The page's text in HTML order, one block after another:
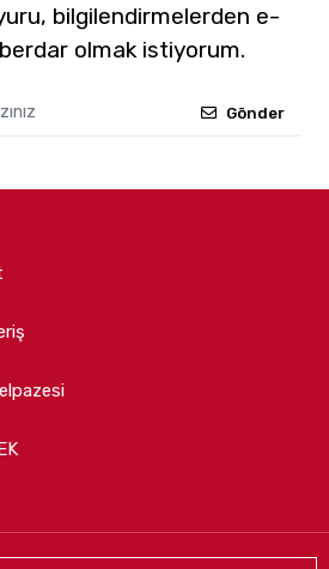
bilgilendirmelerden e-
olmak istiyorum.
Gönder